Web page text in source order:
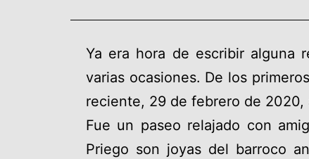
Ya era hora de escribir alguna
varias ocasiones. De los
reciente, 29 de febrero de
Fue un paseo relajado con
Priego son joyas del barroco